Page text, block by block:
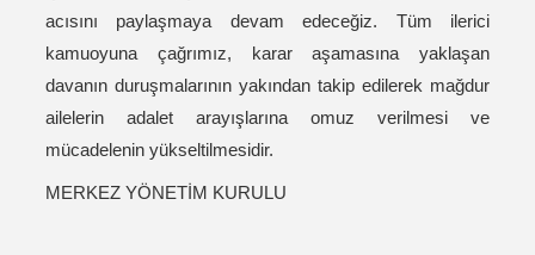
acısını paylaşmaya devam edeceğiz. Tüm ilerici
kamuoyuna çağrımız, karar aşamasına yaklaşan
davanın duruşmalarının yakından takip edilerek mağdur
ailelerin adalet arayışlarına omuz verilmesi ve
mücadelenin yükseltilmesidir.
MERKEZ YÖNETİM KURULU